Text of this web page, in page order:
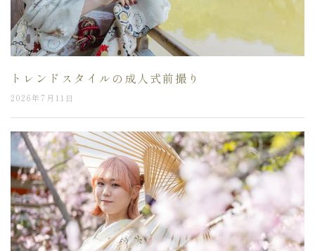
トレンドスタイルの成人式前撮り
2026年7月11日